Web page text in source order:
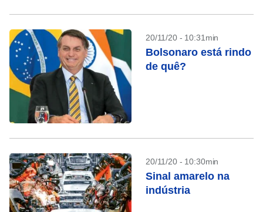
20/11/20 - 10:31min
Bolsonaro está rindo
de quê?
20/11/20 - 10:30min
Sinal amarelo na
indústria